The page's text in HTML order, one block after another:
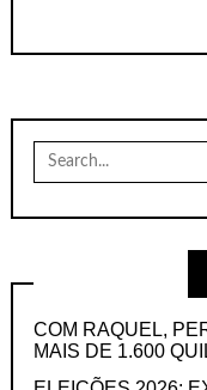
Search
for:
COM RAQUEL,
MAIS DE 1.600